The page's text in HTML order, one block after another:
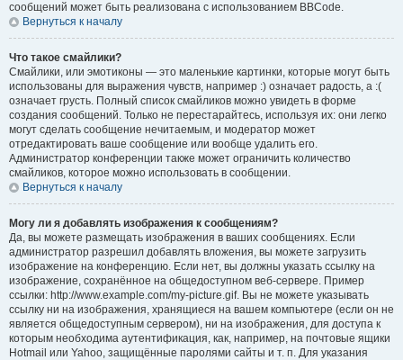
сообщений может быть реализована с использованием BBCode.
Вернуться к началу
Что такое смайлики?
Смайлики, или эмотиконы — это маленькие картинки, которые могут быть
использованы для выражения чувств, например :) означает радость, а :(
означает грусть. Полный список смайликов можно увидеть в форме
создания сообщений. Только не перестарайтесь, используя их: они легко
могут сделать сообщение нечитаемым, и модератор может
отредактировать ваше сообщение или вообще удалить его.
Администратор конференции также может ограничить количество
смайликов, которое можно использовать в сообщении.
Вернуться к началу
Могу ли я добавлять изображения к сообщениям?
Да, вы можете размещать изображения в ваших сообщениях. Если
администратор разрешил добавлять вложения, вы можете загрузить
изображение на конференцию. Если нет, вы должны указать ссылку на
изображение, сохранённое на общедоступном веб-сервере. Пример
ссылки: http://www.example.com/my-picture.gif. Вы не можете указывать
ссылку ни на изображения, хранящиеся на вашем компьютере (если он не
является общедоступным сервером), ни на изображения, для доступа к
которым необходима аутентификация, как, например, на почтовые ящики
Hotmail или Yahoo, защищённые паролями сайты и т. п. Для указания